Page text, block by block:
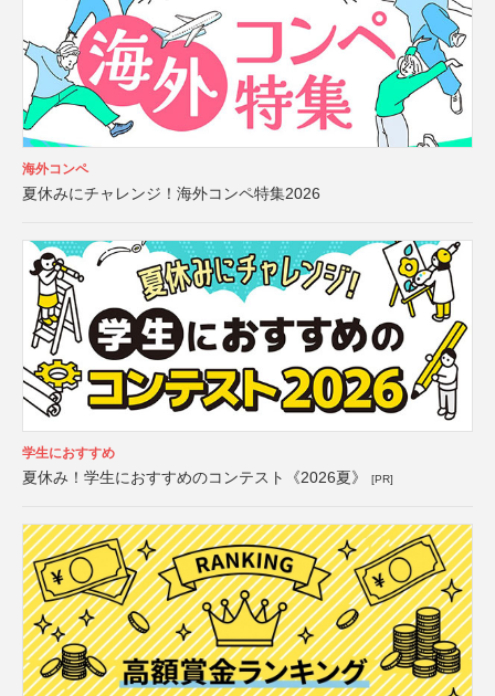
海外コンペ
夏休みにチャレンジ！海外コンペ特集2026
学生におすすめ
夏休み！学生におすすめのコンテスト《2026夏》 [PR]